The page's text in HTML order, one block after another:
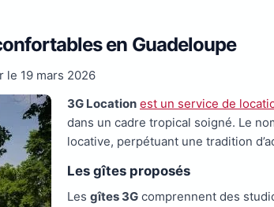
en Guadeloupe
le 19 mars 2026
3G Location est un service de
dans un cadre tropical soigné. Le
locative, perpétuant une tradition
Les gîtes proposés
Les gîtes 3G comprennent des